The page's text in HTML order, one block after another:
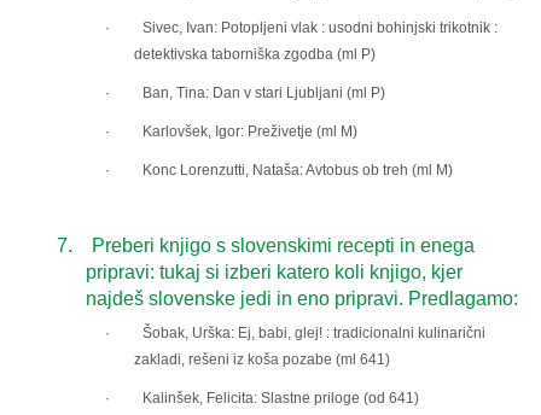
· Sivec, Ivan: Potopljeni vlak : usodni bohinjski trikotnik :
detektivska taborniška zgodba (ml P)
· Ban, Tina: Dan v stari Ljubljani (ml P)
· Karlovšek, Igor: Preživetje (ml M)
· Konc Lorenzutti, Nataša: Avtobus ob treh (ml M)
7.
Preberi knjigo s slovenskimi recepti in enega
pripravi: tukaj si izberi katero koli knjigo, kjer
najdeš slovenske jedi in eno pripravi. Predlagamo:
· Šobak, Urška: Ej, babi, glej! : tradicionalni kulinarični
zakladi, rešeni iz koša pozabe (ml 641)
· Kalinšek, Felicita: Slastne priloge (od 641)